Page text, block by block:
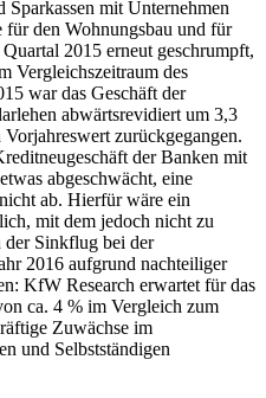
mit Unternehmen
für den Wohnungsbau und für
2015 erneut geschrumpft,
Vergleichszeitraum des
war das Geschäft der
abwärtsrevidiert um 3,3
zurückgegangen.
der Banken mit
abgeschwächt, eine
ab. Hierfür wäre ein
mit dem jedoch nicht zu
der Sinkflug bei der
2016 aufgrund nachteiliger
KfW Research erwartet für das
ca. 4 % im Vergleich zum
Zuwächse im
und Selbstständigen